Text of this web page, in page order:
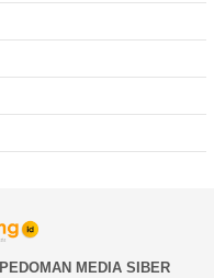
PEDOMAN MEDIA SIBER